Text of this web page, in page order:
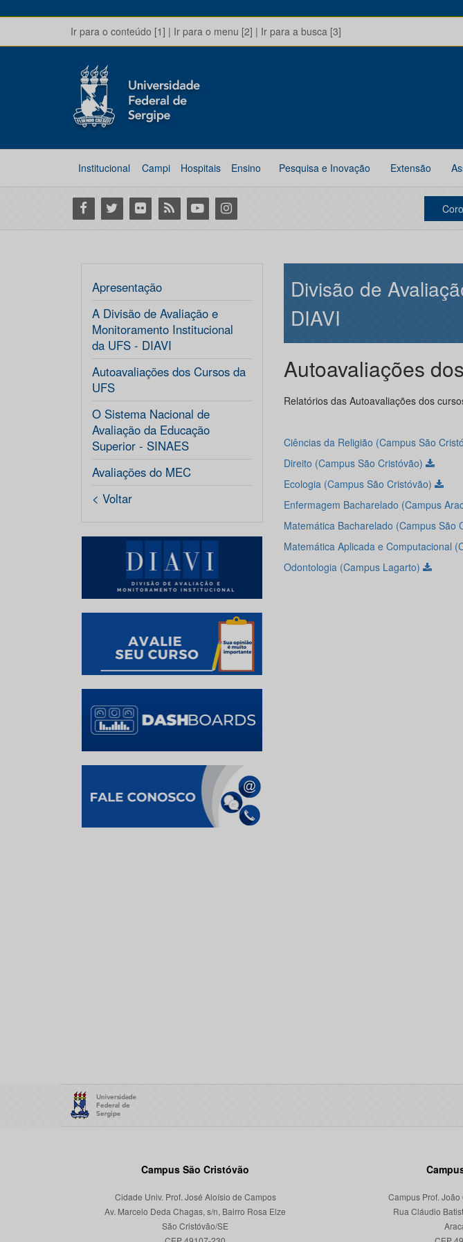
Ir para o conteúdo [1] | Ir para o menu [2] | Ir para a busca [3]
Institucional Campi Hospitais Ensino Pesquisa e Inovação Extensão
Facebook
Twitter Flickr RSS YoutubeInstagram
Apresentação
A Divisão de Avaliação e
Monitoramento Institucional
da UFS - DIAVI
Autoavaliações dos Cursos da
UFS
O Sistema Nacional de
Avaliação da Educação
Superior - SINAES
Avaliações do MEC
< Voltar
Divisão de
DIAVI
Autoavaliações
Relatórios das Autoavaliações dos
Ciências da Religião (Campus São
Direito (Campus São Cristóvão)
Ecologia (Campus São Cristóvão)
Enfermagem Bacharelado (Campus
Matemática Bacharelado (Campus São
Matemática Aplicada e Computacional
Odontologia (Campus Lagarto)
Campus São Cristóvão
Cidade Univ. Prof. José Aloísio de Campos
Av. Marcelo Deda Chagas, s/n, Bairro Rosa Elze
São Cristóvão/SE
Campus Prof.
Rua Cláudio